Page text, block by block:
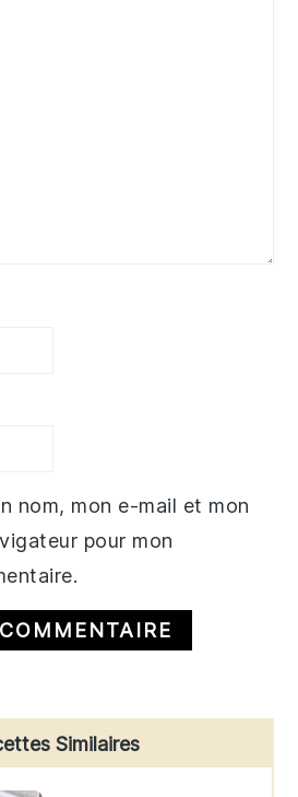
nom, mon e-mail et mon
pour mon
Similaires